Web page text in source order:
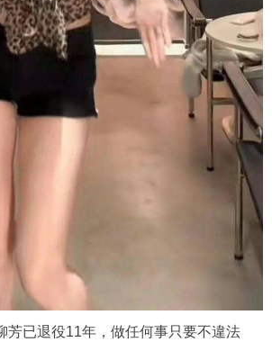
芳已退役11年，做任何事只要不違法